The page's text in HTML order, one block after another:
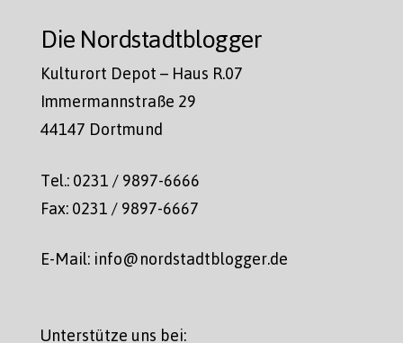
Die Nordstadtblogger
Kulturort Depot – Haus R.07
Immermannstraße 29
44147 Dortmund
Tel.: 0231 / 9897-6666
Fax: 0231 / 9897-6667
E-Mail: info@nordstadtblogger.de
Unterstütze uns bei: